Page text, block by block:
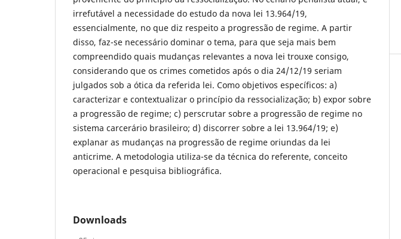
irrefutável a necessidade do estudo da nova lei 13.964/19,
essencialmente, no que diz respeito a progressão de regime. A partir
disso, faz-se necessário dominar o tema, para que seja mais bem
compreendido quais mudanças relevantes a nova lei trouxe consigo,
considerando que os crimes cometidos após o dia 24/12/19 seriam
julgados sob a ótica da referida lei. Como objetivos específicos: a)
caracterizar e contextualizar o princípio da ressocialização; b) expor sobre
a progressão de regime; c) perscrutar sobre a progressão de regime no
sistema carcerário brasileiro; d) discorrer sobre a lei 13.964/19; e)
explanar as mudanças na progressão de regime oriundas da lei
anticrime. A metodologia utiliza-se da técnica do referente, conceito
operacional e pesquisa bibliográfica.
Downloads